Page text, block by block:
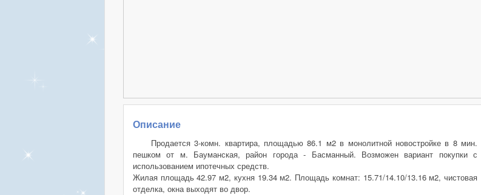
Описание
Продается 3-комн. квартира, площадью 86.1 м2 в монолитной новостройке в 8 мин.
пешком от м. Бауманская, район города - Басманный. Возможен вариант покупки с
использованием ипотечных средств.
Жилая площадь 42.97 м2, кухня 19.34 м2. Площадь комнат: 15.71/14.10/13.16 м2, чистовая
отделка, окна выходят во двор.